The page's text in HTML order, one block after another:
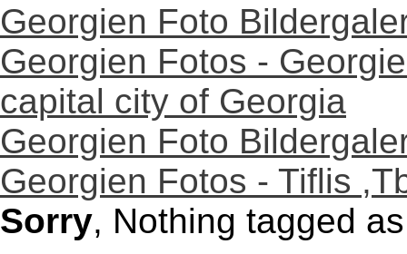
Georgien Foto
Georgien Fotos -
capital city of Georgia
Georgien Foto
Georgien Fotos - Tiflis
Sorry, Nothing tagged